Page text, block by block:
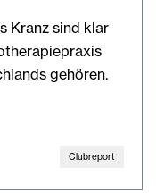
Kranz sind klar
gehören.
Clubreport